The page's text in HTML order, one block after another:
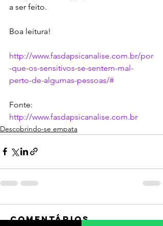
a ser feito.
Boa leitura!
http://www.fasdapsicanalise.com.br/por
-que-os-sensitivos-se-sentem-mal-
perto-de-algumas-pessoas/#
Fonte:
http://www.fasdapsicanalise.com.br
Descobrindo-se empata
Comentários